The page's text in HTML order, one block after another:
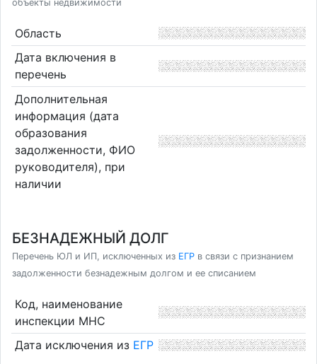
объекты недвижимости
Область
Дата включения в
перечень
Дополнительная
информация (дата
образования
задолженности, ФИО
руководителя), при
наличии
БЕЗНАДЕЖНЫЙ ДОЛГ
Перечень ЮЛ и ИП, исключенных из ЕГР в связи с признанием
задолженности безнадежным долгом и ее списанием
Код, наименование
инспекции МНС
Дата исключения из ЕГР